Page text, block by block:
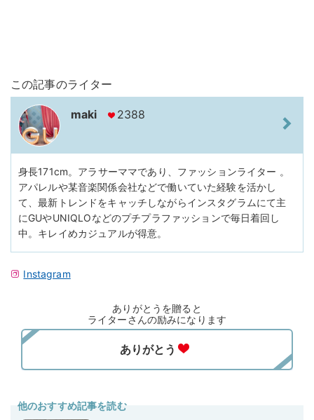
この記事のライター
maki 2388
身長171cm。アラサーママであり、ファッションライター 。
アパレルや某音楽関係会社などで働いていた経験を活かし
て、最新トレンドをキャッチしながらインスタグラムにて主
にGUやUNIQLOなどのプチプラファッションで毎日着回し
中。キレイめカジュアルが得意。
Instagram
ありがとうを贈ると
ライターさんの励みになります
他のおすすめ記事を読む